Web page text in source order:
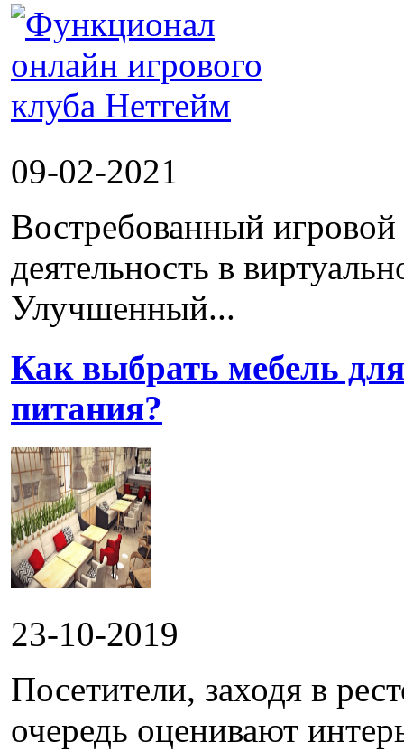
09-02-2021
Востребованный
деятельность в
Улучшенный...
Как выбрать мебель
питания?
23-10-2019
Посетители, заходя в
очередь оценивают